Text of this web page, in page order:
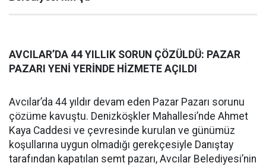
AVCILAR’DA 44 YILLIK SORUN ÇÖZÜLDÜ: PAZAR
PAZARI YENİ YERİNDE HİZMETE AÇILDI
Avcılar’da 44 yıldır devam eden Pazar Pazarı sorunu
çözüme kavuştu. Denizköşkler Mahallesi’nde Ahmet
Kaya Caddesi ve çevresinde kurulan ve günümüz
koşullarına uygun olmadığı gerekçesiyle Danıştay
tarafından kapatılan semt pazarı, Avcılar Belediyesi’nin